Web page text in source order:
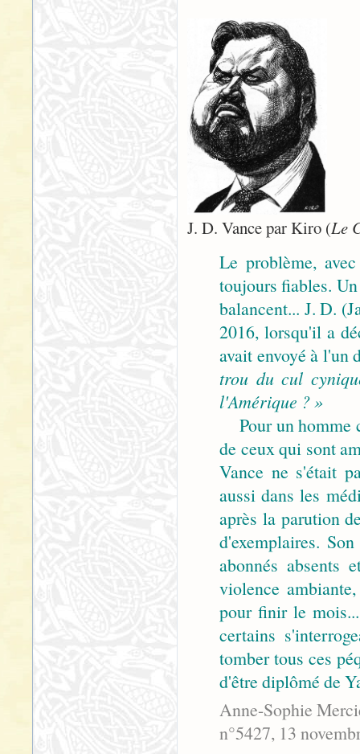
J. D. Vance par Kiro (Le
Le problème,
toujours fiables.
balancent... J. D.
2016, lorsqu'il a
avait envoyé à l'un
trou du cul
l'Amérique ? »
Pour un homme
de ceux qui sont
Vance ne s'était
aussi dans les
après la parution
d'exemplaires.
abonnés absents
violence
pour finir le
certains
tomber tous ces
d'être diplômé de
Anne-Sophie
n°5427, 13